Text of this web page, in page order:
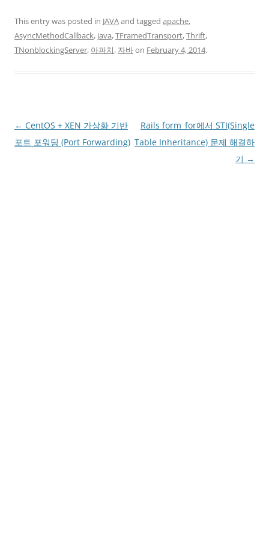
This entry was posted in JAVAand tagged apache,
AsyncMethodCallback, java,TFramedTransport,Thrift,
TNonblockingServer, 아파치, 자바on February 4, 2014.
Post
navigation
← CentOS + XEN 가상화 기반
포트 포워딩 (Port Forwarding)
Rails form_for에서 STI(Single
Table Inheritance) 문제 해결하
기 →